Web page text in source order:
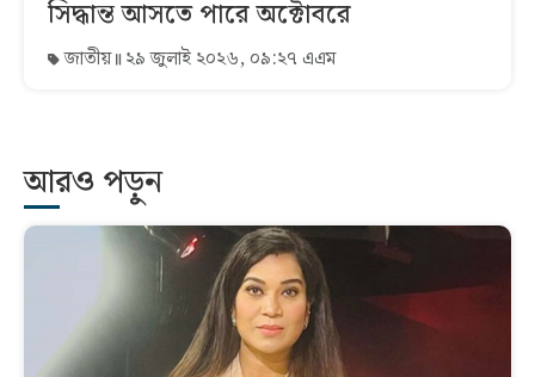
সিদ্ধান্ত আসতে পারে অক্টোবরে
জাতীয় ২৯ জুলাই ২০২৬, ০৯:২৭ এএম
আরও পড়ুন